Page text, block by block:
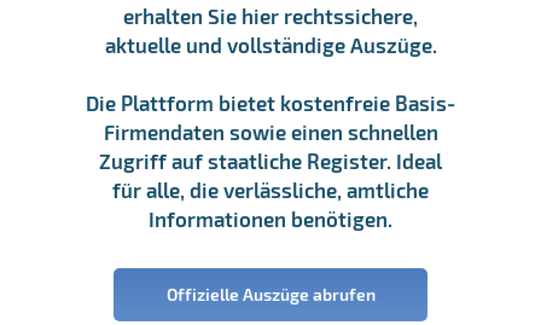
erhalten Sie hier rechtssichere,
aktuelle und vollständige Auszüge.
Die Plattform bietet kostenfreie Basis-
Firmendaten sowie einen schnellen
Zugriff auf staatliche Register. Ideal
für alle, die verlässliche, amtliche
Informationen benötigen.
Offizielle Auszüge abrufen